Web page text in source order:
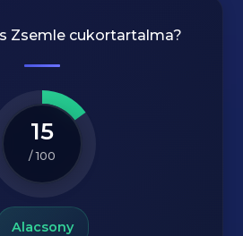
Zsemle cukortartalma?
15
/ 100
Alacsony